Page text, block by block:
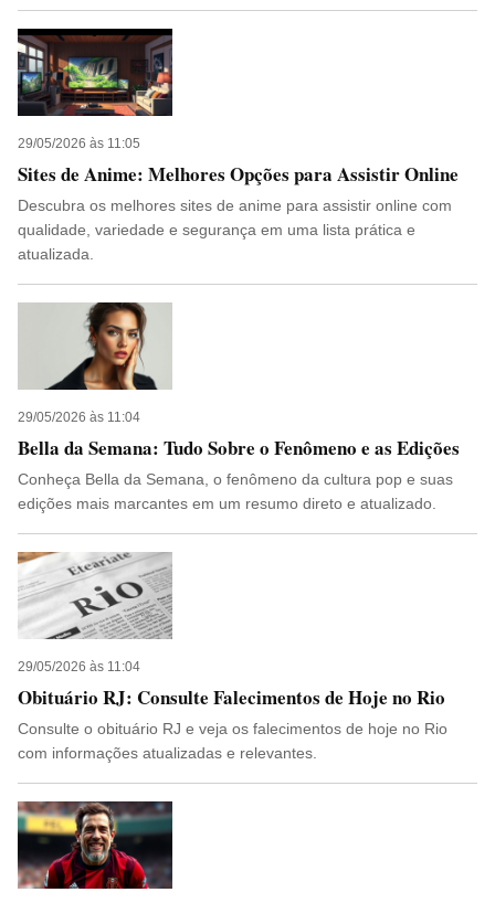
29/05/2026 às 11:05
Sites de Anime: Melhores Opções para Assistir Online
Descubra os melhores sites de anime para assistir online com
qualidade, variedade e segurança em uma lista prática e
atualizada.
29/05/2026 às 11:04
Bella da Semana: Tudo Sobre o Fenômeno e as Edições
Conheça Bella da Semana, o fenômeno da cultura pop e suas
edições mais marcantes em um resumo direto e atualizado.
29/05/2026 às 11:04
Obituário RJ: Consulte Falecimentos de Hoje no Rio
Consulte o obituário RJ e veja os falecimentos de hoje no Rio
com informações atualizadas e relevantes.